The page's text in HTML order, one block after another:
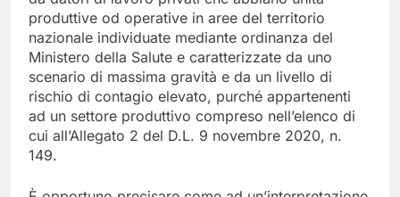
produttive od operative in aree del territorio
nazionale individuate mediante ordinanza del
Ministero della Salute e caratterizzate da uno
scenario di massima gravità e da un livello di
rischio di contagio elevato, purché appartenenti
ad un settore produttivo compreso nell’elenco di
cui all’Allegato 2 del D.L. 9 novembre 2020, n.
149.